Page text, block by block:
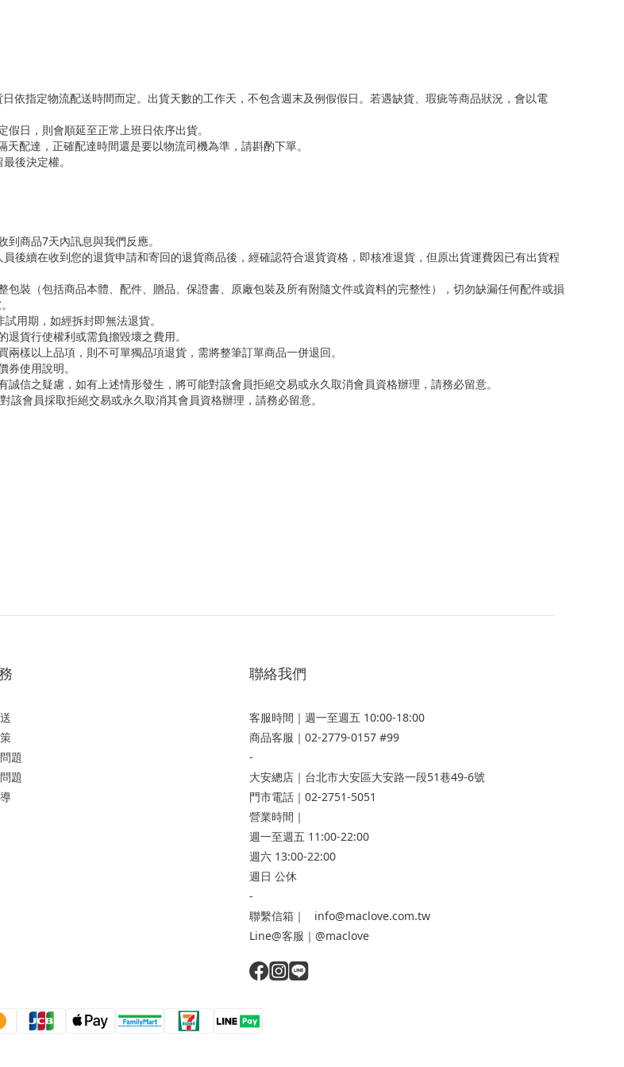
依指定物流配送時間而定。出貨天數的工作天，不包含週末及例假假日。若遇缺貨、瑕疵等商品狀況，會以電
日，則會順延至正常上班日依序出貨。
配達，正確配達時間還是要以物流司機為準，請斟酌下單。
後決定權。
商品7天內訊息與我們反應。
後續在收到您的退貨申請和寄回的退貨商品後，經確認符合退貨資格，即核准退貨，但原出貨運費因已有出貨程
裝（包括商品本體、配件、贈品、保證書、原廠包裝及所有附隨文件或資料的完整性），切勿缺漏任何配件或損
用期，如經拆封即無法退貨。
貨行使權利或需負擔毀壞之費用。
樣以上品項，則不可單獨品項退貨，需將整筆訂單商品一併退回。
使用說明。
信之疑慮，如有上述情形發生，將可能對該會員拒絕交易或永久取消會員資格辦理，請務必留意。
會員採取拒絕交易或永久取消其會員資格辦理，請務必留意。
題
題
聯絡我們
客服時間｜週一至週五 10:00-18:00
商品客服｜02-2779-0157 #99
-
大安總店 ｜台北市大安區大安路一段51巷49-6號
門市電話｜02-2751-5051
營業時間｜
週一至週五 11:00-22:00
週六 13:00-22:00
週日 公休
-
聯繫信箱｜ info@maclove.com.tw
Line@客服｜@maclove